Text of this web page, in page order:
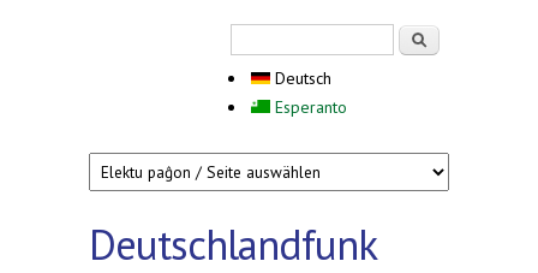
Deutsch
Esperanto
Deutschlandfunk